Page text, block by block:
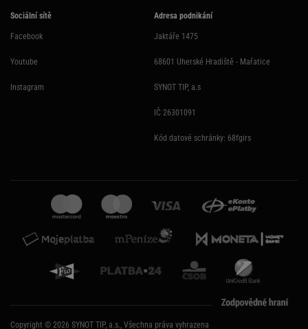
Sociální sítě
Facebook
Youtube
Instagram
Adresa podnikání
Jaktáře 1475
68601 Uherské Hradiště - Mařatice
SYNOT TIP, a.s
IČ 26301091
Kód datové schránky: 68fgirs
Copyright © 2026 SYNOT TIP, a.s., Všechna práva vyhrazena